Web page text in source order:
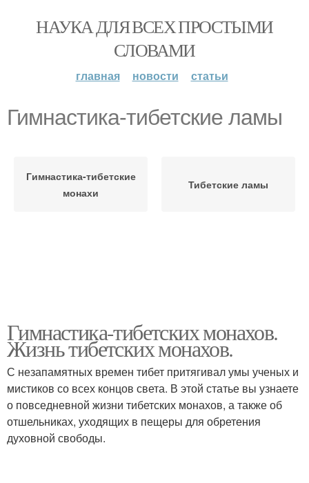
НАУКА ДЛЯ ВСЕХ ПРОСТЫМИ
СЛОВАМИ
главная новости статьи
Гимнастика-тибетские ламы
Гимнастика-тибетские
монахи
Тибетские ламы
Гимнастика-тибетских монахов.
Жизнь тибетских монахов.
С незапамятных времен тибет притягивал умы ученых и
мистиков со всех концов света. В этой статье вы узнаете
о повседневной жизни тибетских монахов, а также об
отшельниках, уходящих в пещеры для обретения
духовной свободы.